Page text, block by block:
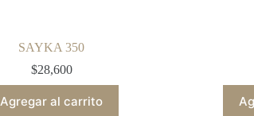
SAYKA 350
$28,600
Agregar al carrito